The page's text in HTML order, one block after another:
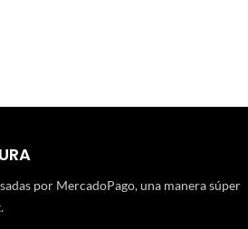
por MercadoPago, una manera súper